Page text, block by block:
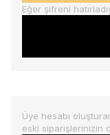
Eğer şifreni
Üye hesabı
eski siparişlerinizin